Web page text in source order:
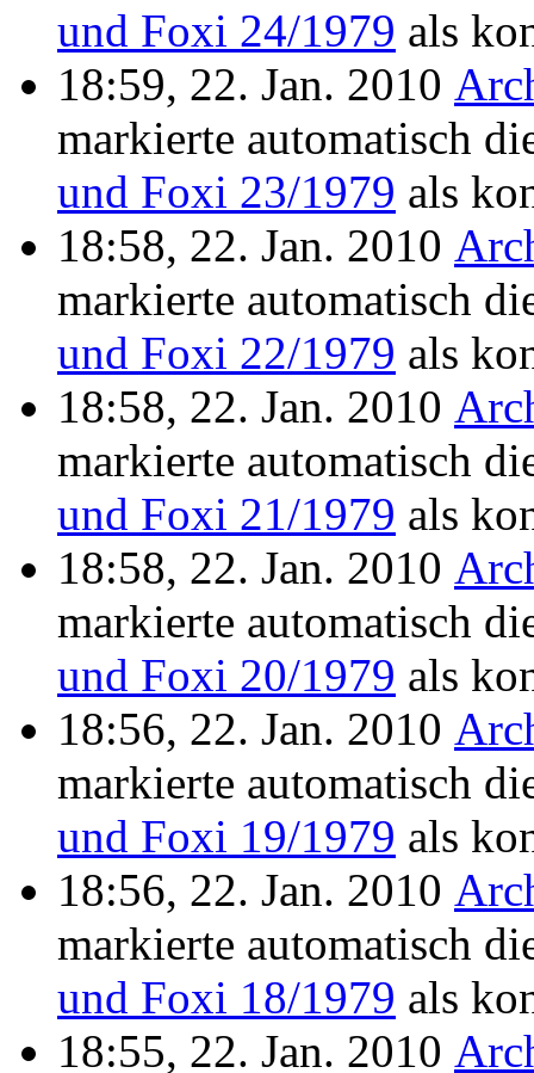
und Foxi 24/1979 als
18:59, 22. Jan. 2010
markierte automatisch
und Foxi 23/1979 als
18:58, 22. Jan. 2010
markierte automatisch
und Foxi 22/1979 als
18:58, 22. Jan. 2010
markierte automatisch
und Foxi 21/1979 als
18:58, 22. Jan. 2010
markierte automatisch
und Foxi 20/1979 als
18:56, 22. Jan. 2010
markierte automatisch
und Foxi 19/1979 als
18:56, 22. Jan. 2010
markierte automatisch
und Foxi 18/1979 als
18:55, 22. Jan. 2010